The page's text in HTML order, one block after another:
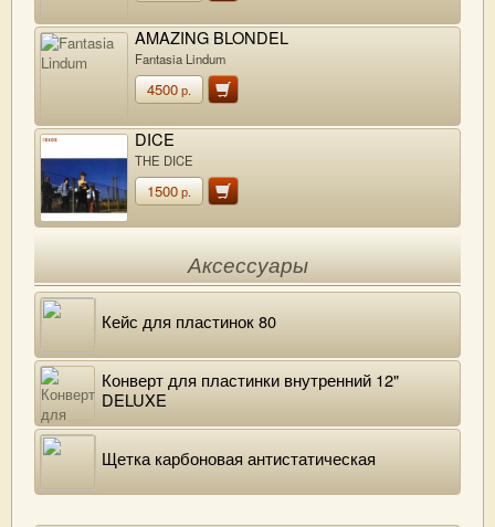
AMAZING BLONDEL
Fantasia Lindum
4500р.
DICE
THE DICE
1500р.
Аксессуары
Кейс для пластинок 80
Конверт для пластинки внутренний 12"
DELUXE
Щетка карбоновая антистатическая